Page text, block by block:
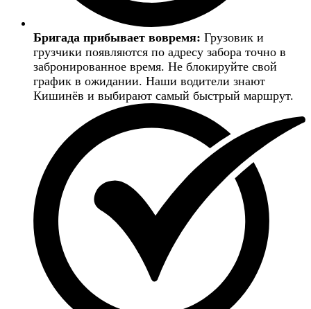
Бригада прибывает вовремя: Грузовик и
грузчики появляются по адресу забора точно в
забронированное время. Не блокируйте свой
график в ожидании. Наши водители знают
Кишинёв и выбирают самый быстрый маршрут.